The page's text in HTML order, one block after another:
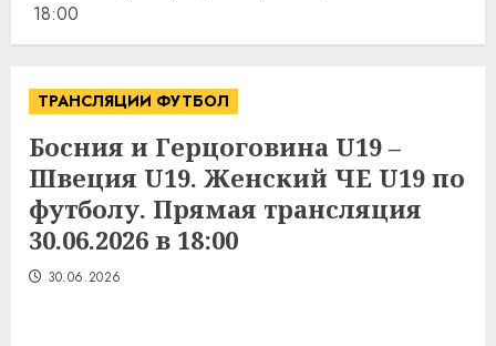
18:00
ТРАНСЛЯЦИИ ФУТБОЛ
Босния и Герцоговина U19 –
Швеция U19. Женский ЧЕ U19 по
футболу. Прямая трансляция
30.06.2026 в 18:00
30.06.2026